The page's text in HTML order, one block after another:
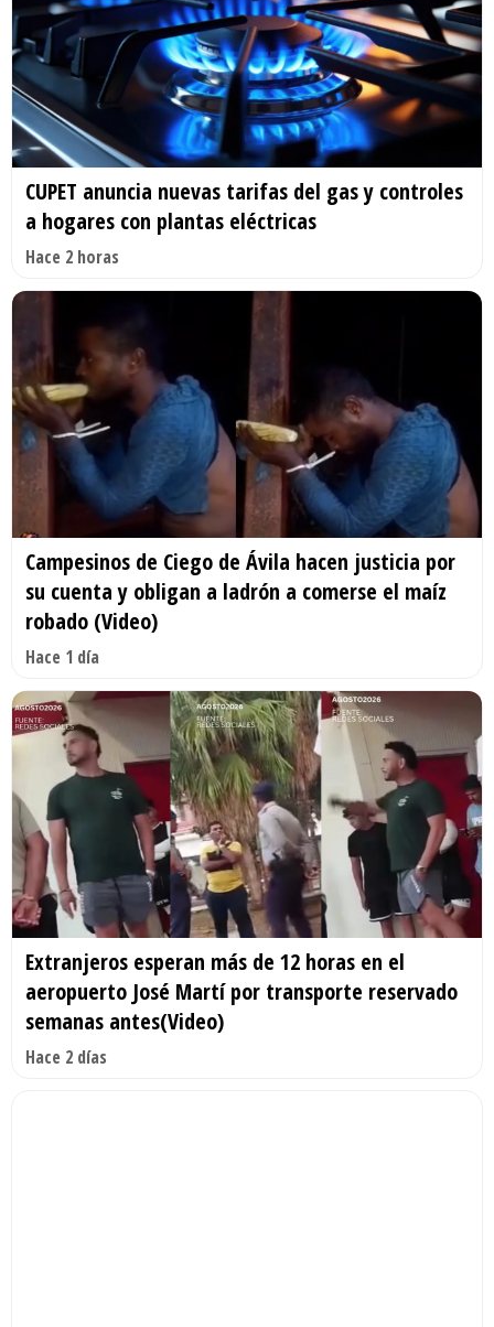
CUPET anuncia nuevas tarifas del gas y controles
a hogares con plantas eléctricas
Hace 2 horas
Campesinos de Ciego de Ávila hacen justicia por
su cuenta y obligan a ladrón a comerse el maíz
robado (Video)
Hace 1 día
Extranjeros esperan más de 12 horas en el
aeropuerto José Martí por transporte reservado
semanas antes(Video)
Hace 2 días